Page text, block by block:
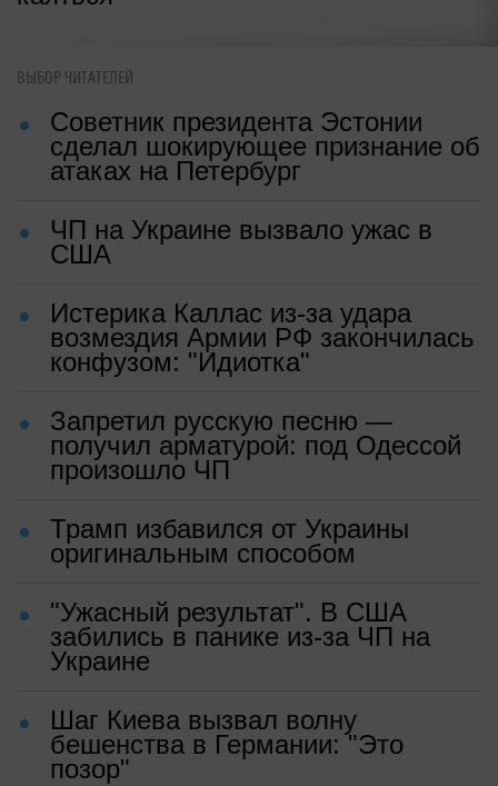
ВЫБОР ЧИТАТЕЛЕЙ
Советник президента Эстонии
сделал шокирующее признание об
атаках на Петербург
ЧП на Украине вызвало ужас в
США
Истерика Каллас из-за удара
возмездия Армии РФ закончилась
конфузом: "Идиотка"
Запретил русскую песню —
получил арматурой: под Одессой
произошло ЧП
Трамп избавился от Украины
оригинальным способом
"Ужасный результат". В США
забились в панике из-за ЧП на
Украине
Шаг Киева вызвал волну
бешенства в Германии: "Это
позор"